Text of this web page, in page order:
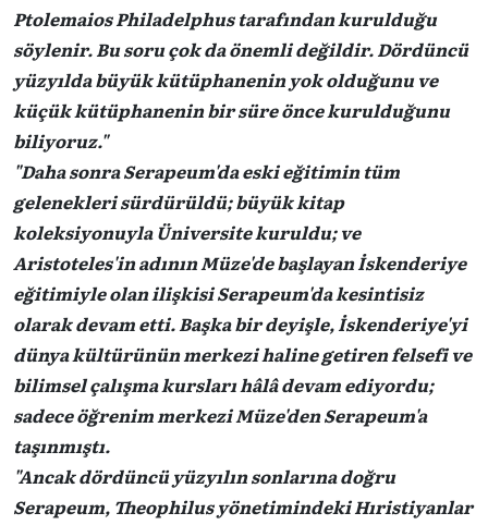
Ptolemaios Philadelphus tarafından kurulduğu
söylenir. Bu soru çok da önemli değildir. Dördüncü
yüzyılda büyük kütüphanenin yok olduğunu ve
küçük kütüphanenin bir süre önce kurulduğunu
biliyoruz."
"Daha sonra Serapeum'da eski eğitimin tüm
gelenekleri sürdürüldü; büyük kitap
koleksiyonuyla Üniversite kuruldu; ve
Aristoteles'in adının Müze'de başlayan İskenderiye
eğitimiyle olan ilişkisi Serapeum'da kesintisiz
olarak devam etti. Başka bir deyişle, İskenderiye'yi
dünya kültürünün merkezi haline getiren felsefi ve
bilimsel çalışma kursları hâlâ devam ediyordu;
sadece öğrenim merkezi Müze'den Serapeum'a
taşınmıştı.
"Ancak dördüncü yüzyılın sonlarına doğru
Serapeum, Theophilus yönetimindeki Hıristiyanlar